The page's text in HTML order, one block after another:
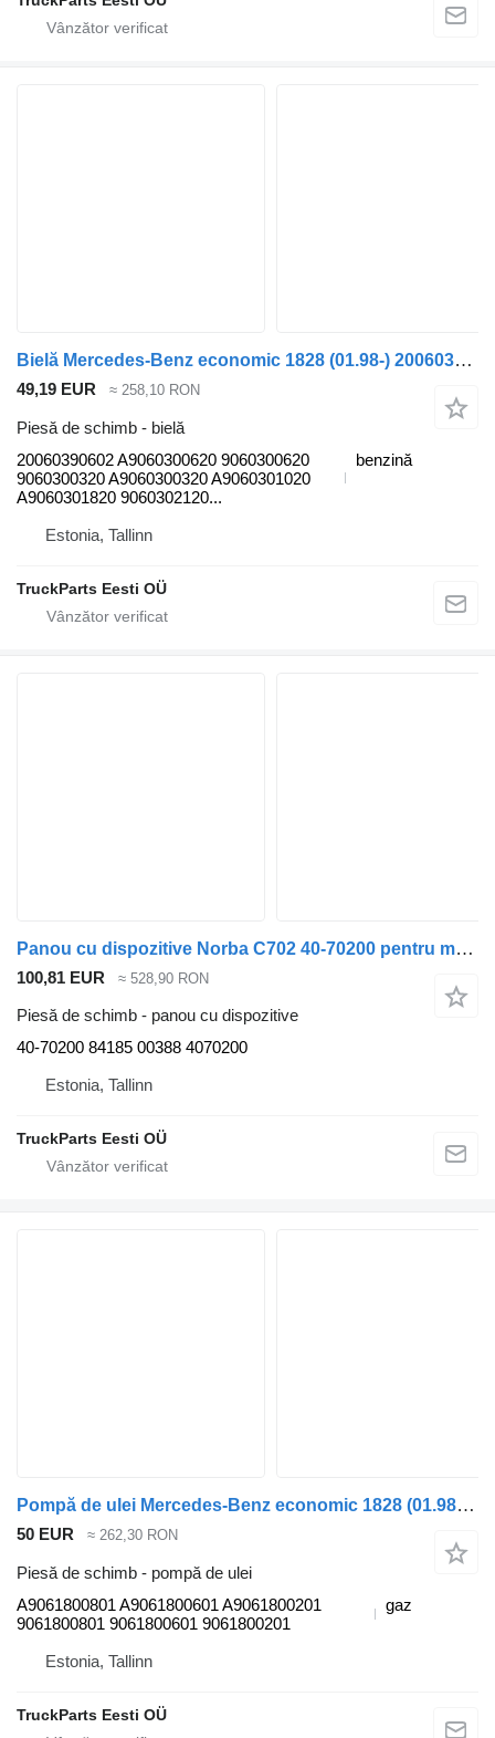
Bielă Mercedes-Benz economic 1828 (01.98-) 20060390602 pentru maşina de gunoi Mercedes-Benz Econic (1998-2014)
49,19 EUR ≈ 258,10 RON
Piesă de schimb - bielă
20060390602 A9060300620 9060300620
9060300320 A9060300320 A9060301020
A9060301820 9060302120...
benzină
Estonia, Tallinn
TruckParts Eesti OÜ
Panou cu dispozitive Norba C702 40-70200 pentru maşina de gunoi Mercedes-Benz Econic (1998-2014)
100,81 EUR ≈ 528,90 RON
Piesă de schimb - panou cu dispozitive
40-70200 84185 00388 4070200
Estonia, Tallinn
TruckParts Eesti OÜ
Pompă de ulei Mercedes-Benz economic 1828 (01.98-) A9061800801 pentru maşina de gunoi Mercedes-Benz Econic (1998-2014)
50 EUR ≈ 262,30 RON
Piesă de schimb - pompă de ulei
A9061800801 A9061800601 A9061800201
9061800801 9061800601 9061800201
gaz
Estonia, Tallinn
TruckParts Eesti OÜ